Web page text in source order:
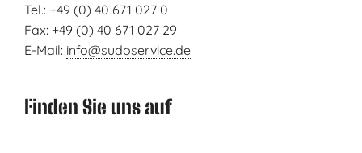
Tel.: +49 (0) 40 671 027 0
Fax: +49 (0) 40 671 027 29
E-Mail: info@sudoservice.de
Finden Sie uns auf